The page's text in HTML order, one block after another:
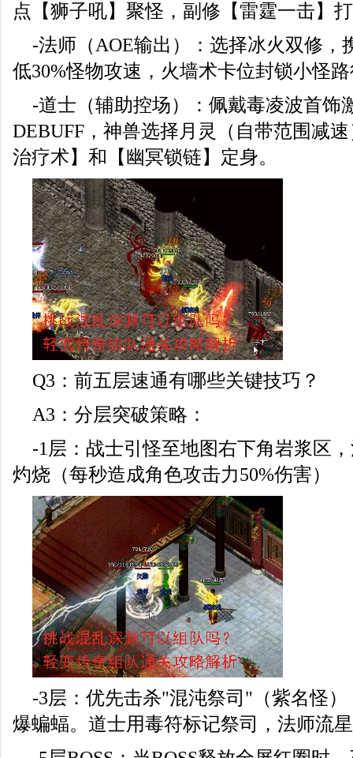
点【狮子吼】聚怪，副修【雷霆一击】
-法师（AOE输出）：选择冰火双修，
低30%怪物攻速，火墙术卡位封锁小怪
-道士（辅助控场）：佩戴毒凌波首饰
DEBUFF，神兽选择月灵（自带范围减
治疗术】和【幽冥锁链】定身。
Q3：前五层速通有哪些关键技巧？
A3：分层突破策略：
-1层：战士引怪至地图右下角岩浆区
灼烧（每秒造成角色攻击力50%伤害）
-3层：优先击杀"混沌祭司"（紫名怪
爆蝙蝠。道士用毒符标记祭司，法师流